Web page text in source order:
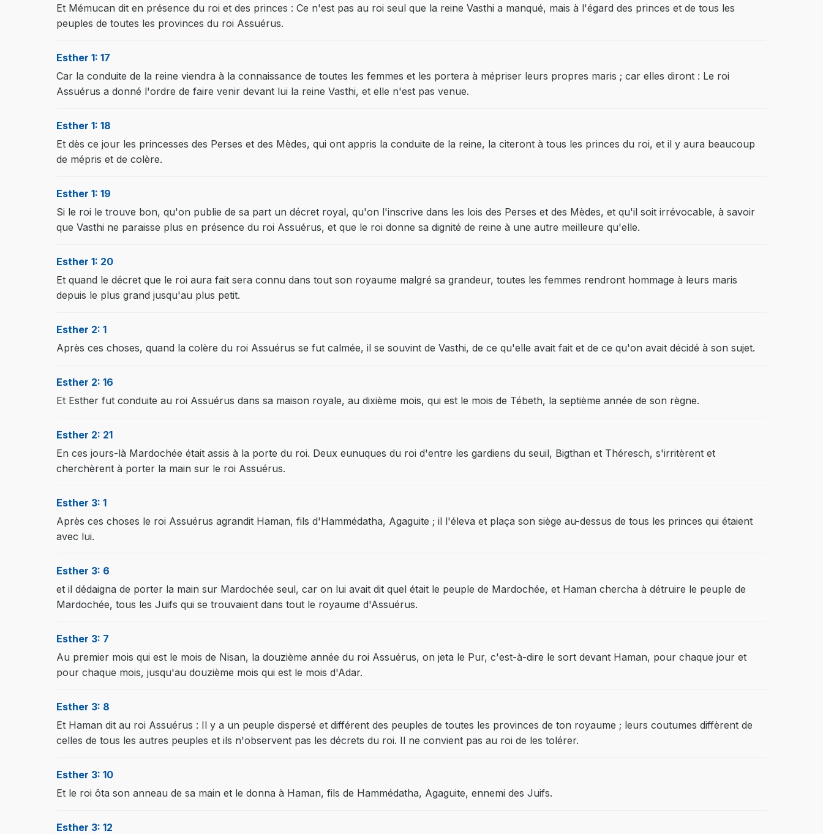
Et Mémucan dit en présence du roi et des princes : Ce n'est pas au roi seul que la reine Vasthi a manqué, mais à l'égard des princes et de tous les
peuples de toutes les provinces du roi Assuérus.
Esther 1: 17
Car la conduite de la reine viendra à la connaissance de toutes les femmes et les portera à mépriser leurs propres maris ; car elles diront : Le roi
Assuérus a donné l'ordre de faire venir devant lui la reine Vasthi, et elle n'est pas venue.
Esther 1: 18
Et dès ce jour les princesses des Perses et des Mèdes, qui ont appris la conduite de la reine, la citeront à tous les princes du roi, et il y aura beaucoup
de mépris et de colère.
Esther 1: 19
Si le roi le trouve bon, qu'on publie de sa part un décret royal, qu'on l'inscrive dans les lois des Perses et des Mèdes, et qu'il soit irrévocable, à savoir
que Vasthi ne paraisse plus en présence du roi Assuérus, et que le roi donne sa dignité de reine à une autre meilleure qu'elle.
Esther 1: 20
Et quand le décret que le roi aura fait sera connu dans tout son royaume malgré sa grandeur, toutes les femmes rendront hommage à leurs maris
depuis le plus grand jusqu'au plus petit.
Esther 2: 1
Après ces choses, quand la colère du roi Assuérus se fut calmée, il se souvint de Vasthi, de ce qu'elle avait fait et de ce qu'on avait décidé à son sujet.
Esther 2: 16
Et Esther fut conduite au roi Assuérus dans sa maison royale, au dixième mois, qui est le mois de Tébeth, la septième année de son règne.
Esther 2: 21
En ces jours-là Mardochée était assis à la porte du roi. Deux eunuques du roi d'entre les gardiens du seuil, Bigthan et Théresch, s'irritèrent et
cherchèrent à porter la main sur le roi Assuérus.
Esther 3: 1
Après ces choses le roi Assuérus agrandit Haman, fils d'Hammédatha, Agaguite ; il l'éleva et plaça son siège au-dessus de tous les princes qui étaient
avec lui.
Esther 3: 6
et il dédaigna de porter la main sur Mardochée seul, car on lui avait dit quel était le peuple de Mardochée, et Haman chercha à détruire le peuple de
Mardochée, tous les Juifs qui se trouvaient dans tout le royaume d'Assuérus.
Esther 3: 7
Au premier mois qui est le mois de Nisan, la douzième année du roi Assuérus, on jeta le Pur, c'est-à-dire le sort devant Haman, pour chaque jour et
pour chaque mois, jusqu'au douzième mois qui est le mois d'Adar.
Esther 3: 8
Et Haman dit au roi Assuérus : Il y a un peuple dispersé et différent des peuples de toutes les provinces de ton royaume ; leurs coutumes diffèrent de
celles de tous les autres peuples et ils n'observent pas les décrets du roi. Il ne convient pas au roi de les tolérer.
Esther 3: 10
Et le roi ôta son anneau de sa main et le donna à Haman, fils de Hammédatha, Agaguite, ennemi des Juifs.
Esther 3: 12